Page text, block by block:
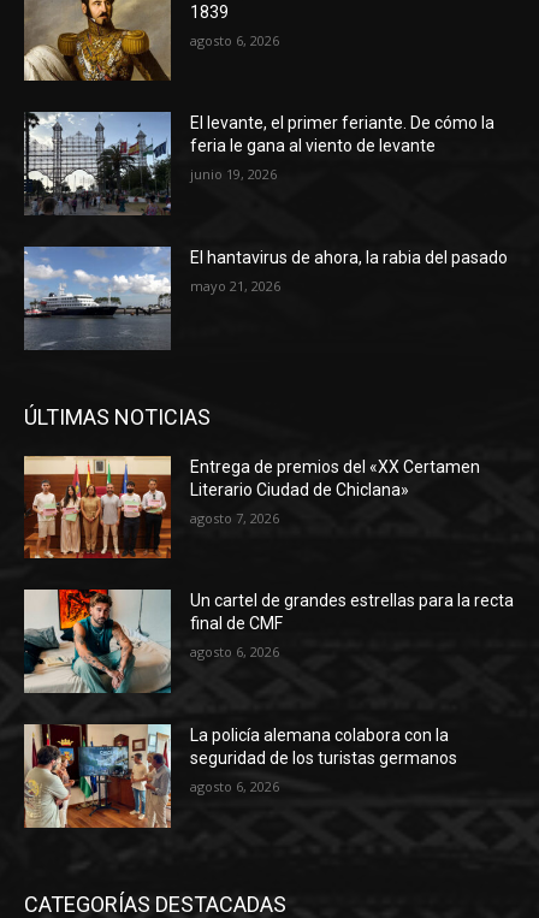
1839
agosto 6, 2026
El levante, el primer feriante. De cómo la
feria le gana al viento de levante
junio 19, 2026
El hantavirus de ahora, la rabia del pasado
mayo 21, 2026
ÚLTIMAS NOTICIAS
Entrega de premios del «XX Certamen
Literario Ciudad de Chiclana»
agosto 7, 2026
Un cartel de grandes estrellas para la recta
final de CMF
agosto 6, 2026
La policía alemana colabora con la
seguridad de los turistas germanos
agosto 6, 2026
CATEGORÍAS DESTACADAS